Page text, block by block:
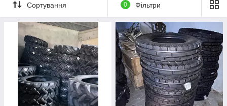
Сортування 0 Фільтри